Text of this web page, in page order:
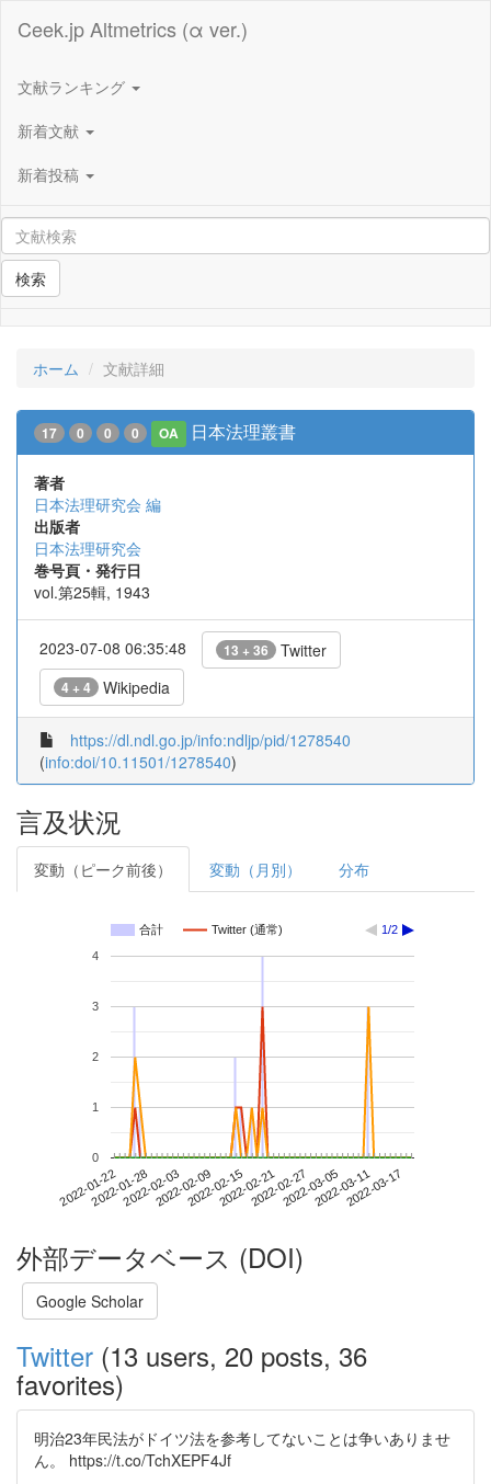
Ceek.jp Altmetrics (α ver.)
文献ランキング
新着文献
新着投稿
検索
ホーム 文献詳細
17 0 0 0 OA 日本法理叢書
著者
日本法理研究会 編
出版者
日本法理研究会
巻号頁・発行日
vol.第25輯, 1943
2023-07-08 06:35:48 13 + 36 Twitter
4 + 4 Wikipedia
https://dl.ndl.go.jp/info:ndljp/pid/1278540
(info:doi/10.11501/1278540)
言及状況
変動（ピーク前後） 変動（月別） 分布
合計 Twitter (通常) 1/2
2022-01-222022-01-282022-02-032022-02-092022-02-152022-02-212022-02-272022-03-052022-03-112022-03-17
0
1
2
3
4
外部データベース (DOI)
Google Scholar
Twitter (13 users, 20 posts, 36
favorites)
明治23年民法がドイツ法を参考してないことは争いありませ
ん。 https://t.co/TchXEPF4Jf